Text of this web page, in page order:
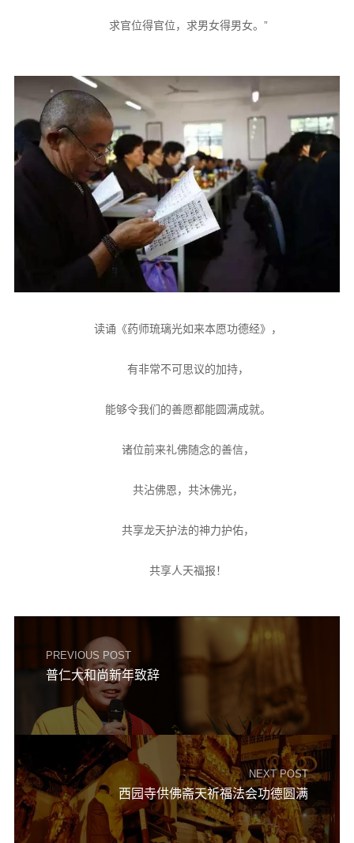
求官位得官位，求男女得男女。 ”
读诵《药师琉璃光如来本愿功德经》，
有非常不可思议的加持，
能够令我们的善愿都能圆满成就。
诸位前来礼佛随念的善信，
共沾佛恩，共沐佛光，
共享龙天护法的神力护佑，
共享人天福报！
PREVIOUS POST
普仁大和尚新年致辞
NEXT POST
西园寺供佛斋天祈福法会功德圆满